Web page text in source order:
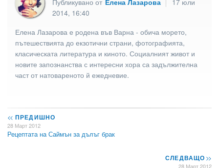
2014, 16:40
Елена Лазарова е родена във Варна - обича морето,
пътешествията до екзотични страни, фотографията,
класическата литература и киното. Социалният живот и
новите запознанства с интересни хора са задължителна
част от натовареното й ежедневие.
<< ПРЕДИШНО
28 Март 2012
Рецептата на Саймън за дълъг брак
СЛЕДВАЩО>>
28 Март 2012